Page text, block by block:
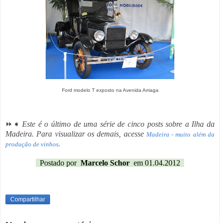
Ford modelo T exposto na Avenida Arriaga
⏩➧ Este é o último de uma série de cinco posts sobre a Ilha da
Madeira. Para visualizar os demais, acesse Madeira - muito além da
produção de vinhos.
Postado por Marcelo Schor em 01.04.2012
Compartilhar